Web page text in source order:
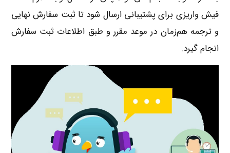
فیش واریزی برای پشتیبانی ارسال شود تا ثبت سفارش نهایی
و ترجمه هم‌زمان در موعد مقرر و طبق اطلاعات ثبت سفارش
انجام گیرد.